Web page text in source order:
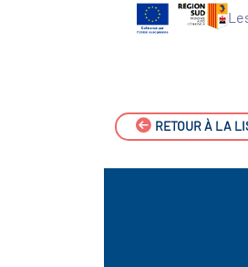
RETOUR À LA